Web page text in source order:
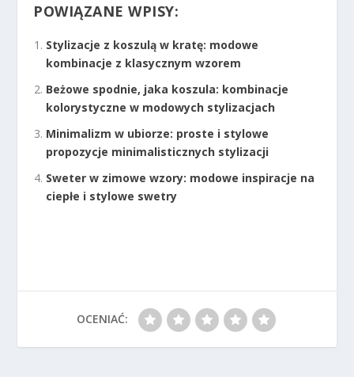
POWIĄZANE WPISY:
Stylizacje z koszulą w kratę: modowe
kombinacje z klasycznym wzorem
Beżowe spodnie, jaka koszula: kombinacje
kolorystyczne w modowych stylizacjach
Minimalizm w ubiorze: proste i stylowe
propozycje minimalisticznych stylizacji
Sweter w zimowe wzory: modowe inspiracje na
ciepłe i stylowe swetry
OCENIAĆ: